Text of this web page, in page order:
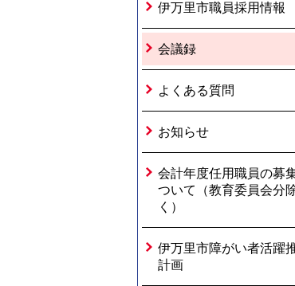
伊万里市職員採用情報
会議録
よくある質問
お知らせ
会計年度任用職員の募
ついて（教育委員会分
く）
伊万里市障がい者活躍
計画